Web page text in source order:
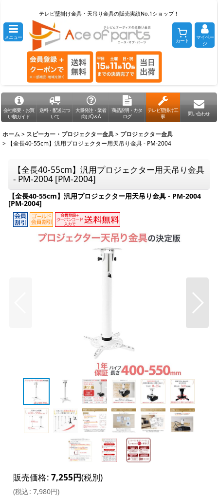
テレビ壁掛け金具・天吊り金具の販売実績No.1ショップ！
メニュー カート
マイペー
ジ
会社概要・お買
い物ガイド
送料・配送につ
いて
大量発注・業者
向けQ＆A
商品説明・カタ
ログ
テレビ壁掛け工
事
問い合わせ
ホーム > スピーカー・プロジェクター金具> プロジェクター金具
>
【全長40-55cm】汎用プロジェクター用天吊り金具 - PM-2004
【全長40-55cm】汎用プロジェクター用天吊り金具
- PM-2004 [PM-2004]
【全長40-55cm】汎用プロジェクター用天吊り金具 - PM-2004
[PM-2004]
販売価格: 7,255円(税別)
(税込: 7,980円)